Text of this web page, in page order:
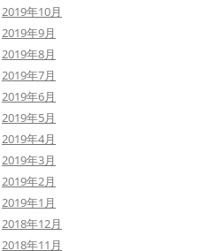
2019年10月
2019年9月
2019年8月
2019年7月
2019年6月
2019年5月
2019年4月
2019年3月
2019年2月
2019年1月
2018年12月
2018年11月